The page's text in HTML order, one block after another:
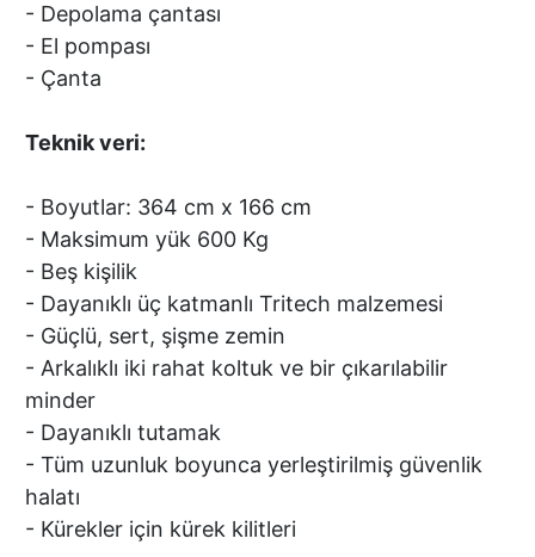
- Depolama çantası
- El pompası
- Çanta
Teknik veri:
- Boyutlar: 364 cm x 166 cm
- Maksimum yük 600 Kg
- Beş kişilik
- Dayanıklı üç katmanlı Tritech malzemesi
- Güçlü, sert, şişme zemin
- Arkalıklı iki rahat koltuk ve bir çıkarılabilir
minder
- Dayanıklı tutamak
- Tüm uzunluk boyunca yerleştirilmiş güvenlik
halatı
- Kürekler için kürek kilitleri